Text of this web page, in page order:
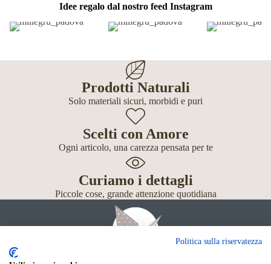
Idee regalo dal nostro feed Instagram
Prodotti Naturali
Solo materiali sicuri, morbidi e puri
Scelti con Amore
Ogni articolo, una carezza pensata per te
Curiamo i dettagli
Piccole cose, grande attenzione quotidiana
Politica sulla riservatezza